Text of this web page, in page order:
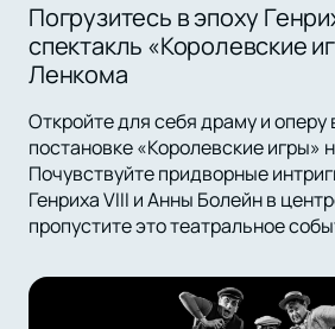
Погрузитесь в эпоху
спектакль «Королевские
Ленкома
Откройте для себя драму и оперу
постановке «Королевские игры»
Почувствуйте придворные
Генриха VIII и Анны Болейн в
пропустите это театральное